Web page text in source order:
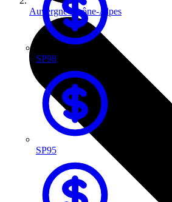
SP98
SP95
Auvergne-Rhône-Alpes